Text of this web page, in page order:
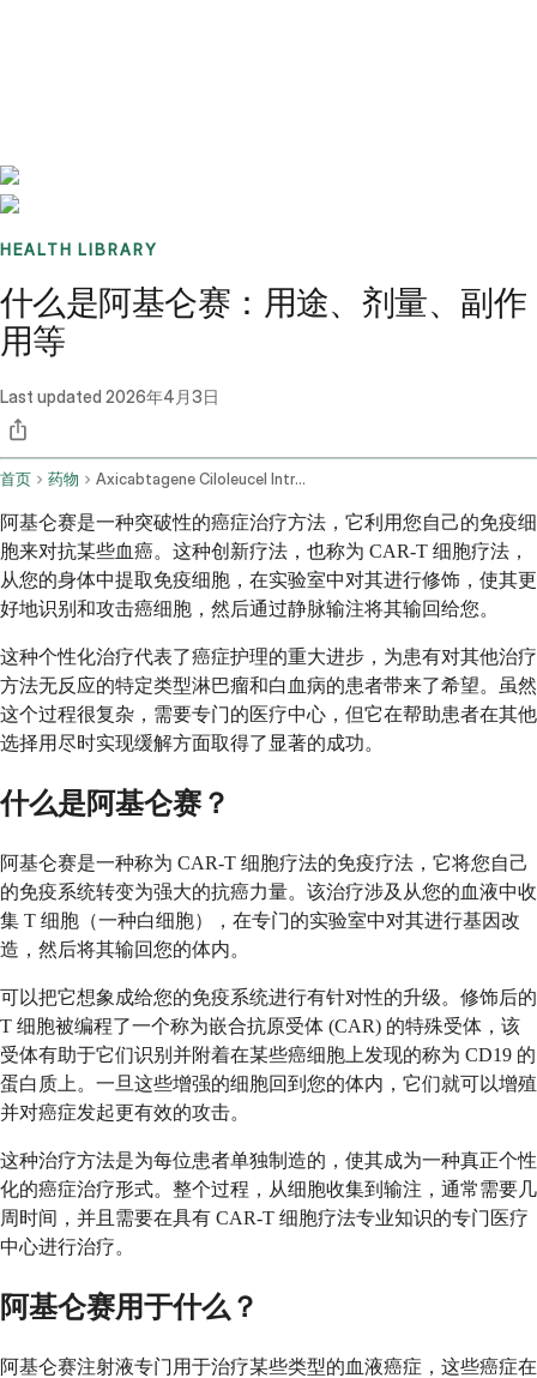
HEALTH LIBRARY
什么是阿基仑赛：用途、剂量、副作
用等
Last updated 2026年4月3日
首页 药物 Axicabtagene Ciloleucel Intravenous Route
阿基仑赛是一种突破性的癌症治疗方法，它利用您自己的免疫细
胞来对抗某些血癌。这种创新疗法，也称为 CAR-T 细胞疗法，
从您的身体中提取免疫细胞，在实验室中对其进行修饰，使其更
好地识别和攻击癌细胞，然后通过静脉输注将其输回给您。
这种个性化治疗代表了癌症护理的重大进步，为患有对其他治疗
方法无反应的特定类型淋巴瘤和白血病的患者带来了希望。虽然
这个过程很复杂，需要专门的医疗中心，但它在帮助患者在其他
选择用尽时实现缓解方面取得了显著的成功。
什么是阿基仑赛？
阿基仑赛是一种称为 CAR-T 细胞疗法的免疫疗法，它将您自己
的免疫系统转变为强大的抗癌力量。该治疗涉及从您的血液中收
集 T 细胞（一种白细胞），在专门的实验室中对其进行基因改
造，然后将其输回您的体内。
可以把它想象成给您的免疫系统进行有针对性的升级。修饰后的
T 细胞被编程了一个称为嵌合抗原受体 (CAR) 的特殊受体，该
受体有助于它们识别并附着在某些癌细胞上发现的称为 CD19 的
蛋白质上。一旦这些增强的细胞回到您的体内，它们就可以增殖
并对癌症发起更有效的攻击。
这种治疗方法是为每位患者单独制造的，使其成为一种真正个性
化的癌症治疗形式。整个过程，从细胞收集到输注，通常需要几
周时间，并且需要在具有 CAR-T 细胞疗法专业知识的专门医疗
中心进行治疗。
阿基仑赛用于什么？
阿基仑赛注射液专门用于治疗某些类型的血液癌症，这些癌症在